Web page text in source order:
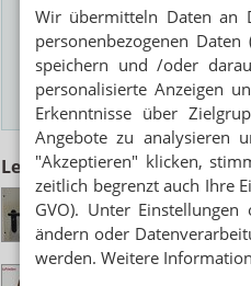
Wir übermitteln Daten an
personenbezogenen
speichern und /oder
personalisierte Anzeigen
Erkenntnisse über
Angebote zu analysieren
"Akzeptieren" klicken,
zeitlich begrenzt auch Ihre
GVO). Unter
ändern oder
werden. Weitere
Das Wichtigste des Tages
E-MAIL ADRESSE
Hinweis zum
Lesen Sie auch
EINKOMMENSSTATISTIK
PTA entkommt nur knapp